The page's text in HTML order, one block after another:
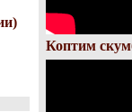
Коптим